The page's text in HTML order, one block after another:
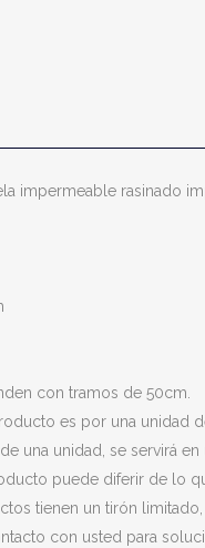
impermeable rasinado
con tramos de 50cm.
es por una unidad
una unidad, se servirá en
puede diferir de lo
tienen un tirón
con usted para